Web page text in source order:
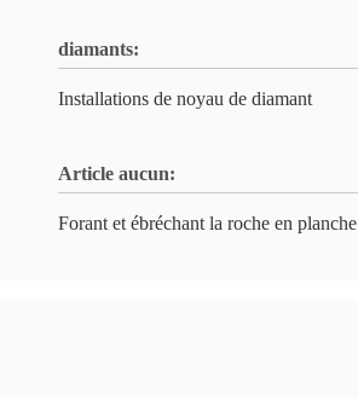
diamants:
Installations de noyau de diamant
Article aucun:
Forant et ébréchant la roche en planche